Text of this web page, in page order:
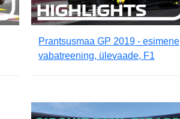
Prantsusmaa GP 2019 - esimene
vabatreening, ülevaade, F1